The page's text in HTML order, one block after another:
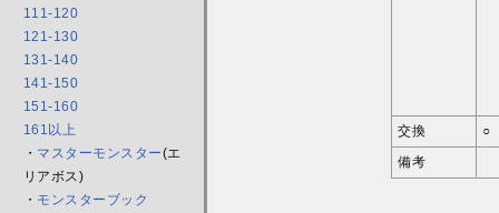
111-120
121-130
131-140
141-150
151-160
161以上
・ マスターモンスター(エ
リアボス)
・ モンスターブック
交換
○
備考